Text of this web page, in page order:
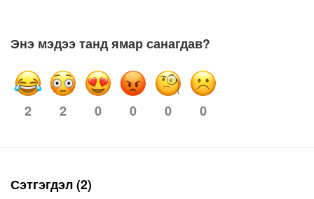
Энэ мэдээ танд ямар санагдав?
2 2 0 0 0 0
Сэтгэгдэл (2)